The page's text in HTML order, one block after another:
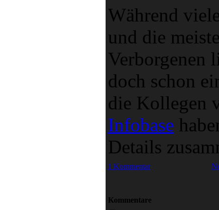
Während
und die
Verborgenen
doch schon
die Kollegen
Infobase
Details
1 Kommentar
Kommentare